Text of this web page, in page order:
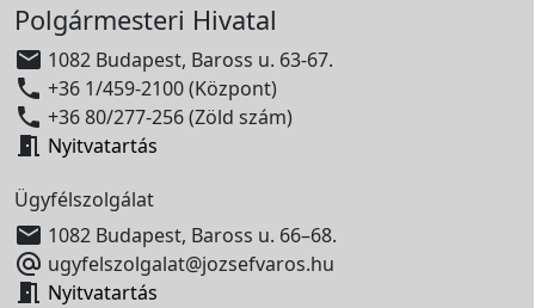
Polgármesteri Hivatal
 1082 Budapest, Baross u. 63-67.
 +36 1/459-2100 (Központ)
 +36 80/277-256 (Zöld szám)
 Nyitvatartás
Ügyfélszolgálat
 1082 Budapest, Baross u. 66–68.
 ugyfelszolgalat@jozsefvaros.hu
 Nyitvatartás